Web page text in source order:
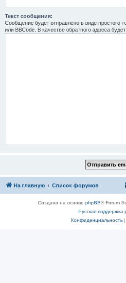
Текст сообщения:
Сообщение будет отправлено в виде простого
или BBCode. В качестве обратного адреса
На главную Список форумов
Создано на основе phpBB® Forum
Русская поддержка
Конфиденциальность|